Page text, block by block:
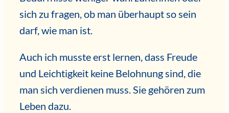
sich zu fragen, ob man überhaupt so sein
darf, wie man ist.
Auch ich musste erst lernen, dass Freude
und Leichtigkeit keine Belohnung sind, die
man sich verdienen muss. Sie gehören zum
Leben dazu.